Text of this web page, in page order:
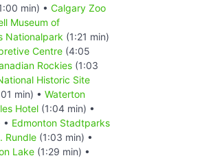
min) • Calgary Zoo
Museum of
Nationalpark (1:21 min)
Centre (4:05
Rockies (1:03
Historic Site
min) • Waterton
Hotel (1:04 min) •
• Edmonton Stadtparks
Rundle (1:03 min) •
Lake (1:29 min) •